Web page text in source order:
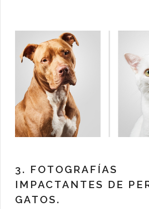
3. FOTOGRAFÍAS
IMPACTANTES DE
GATOS.